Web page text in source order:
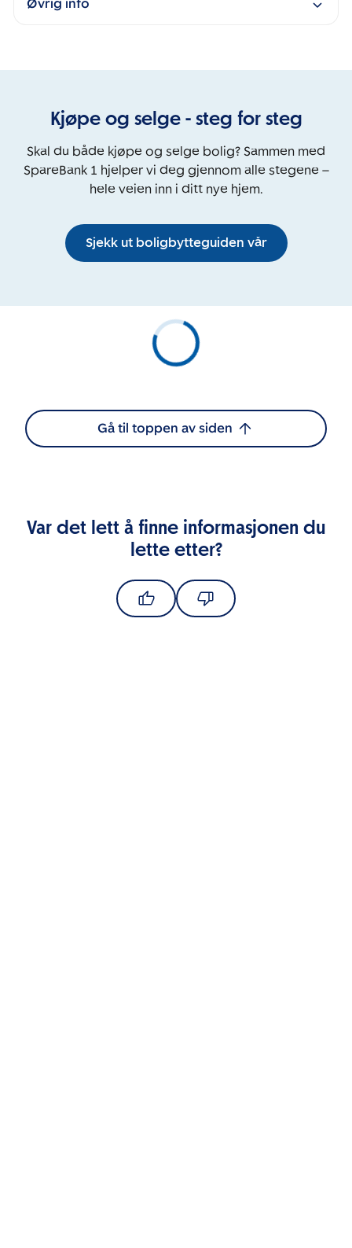
Øvrig info
Kjøpe og selge - steg for steg
Skal du både kjøpe og selge bolig? Sammen med
SpareBank 1 hjelper vi deg gjennom alle stegene –
hele veien inn i ditt nye hjem.
Sjekk ut boligbytteguiden vår
Gå til toppen av siden
Var det lett å finne informasjonen du
lette etter?